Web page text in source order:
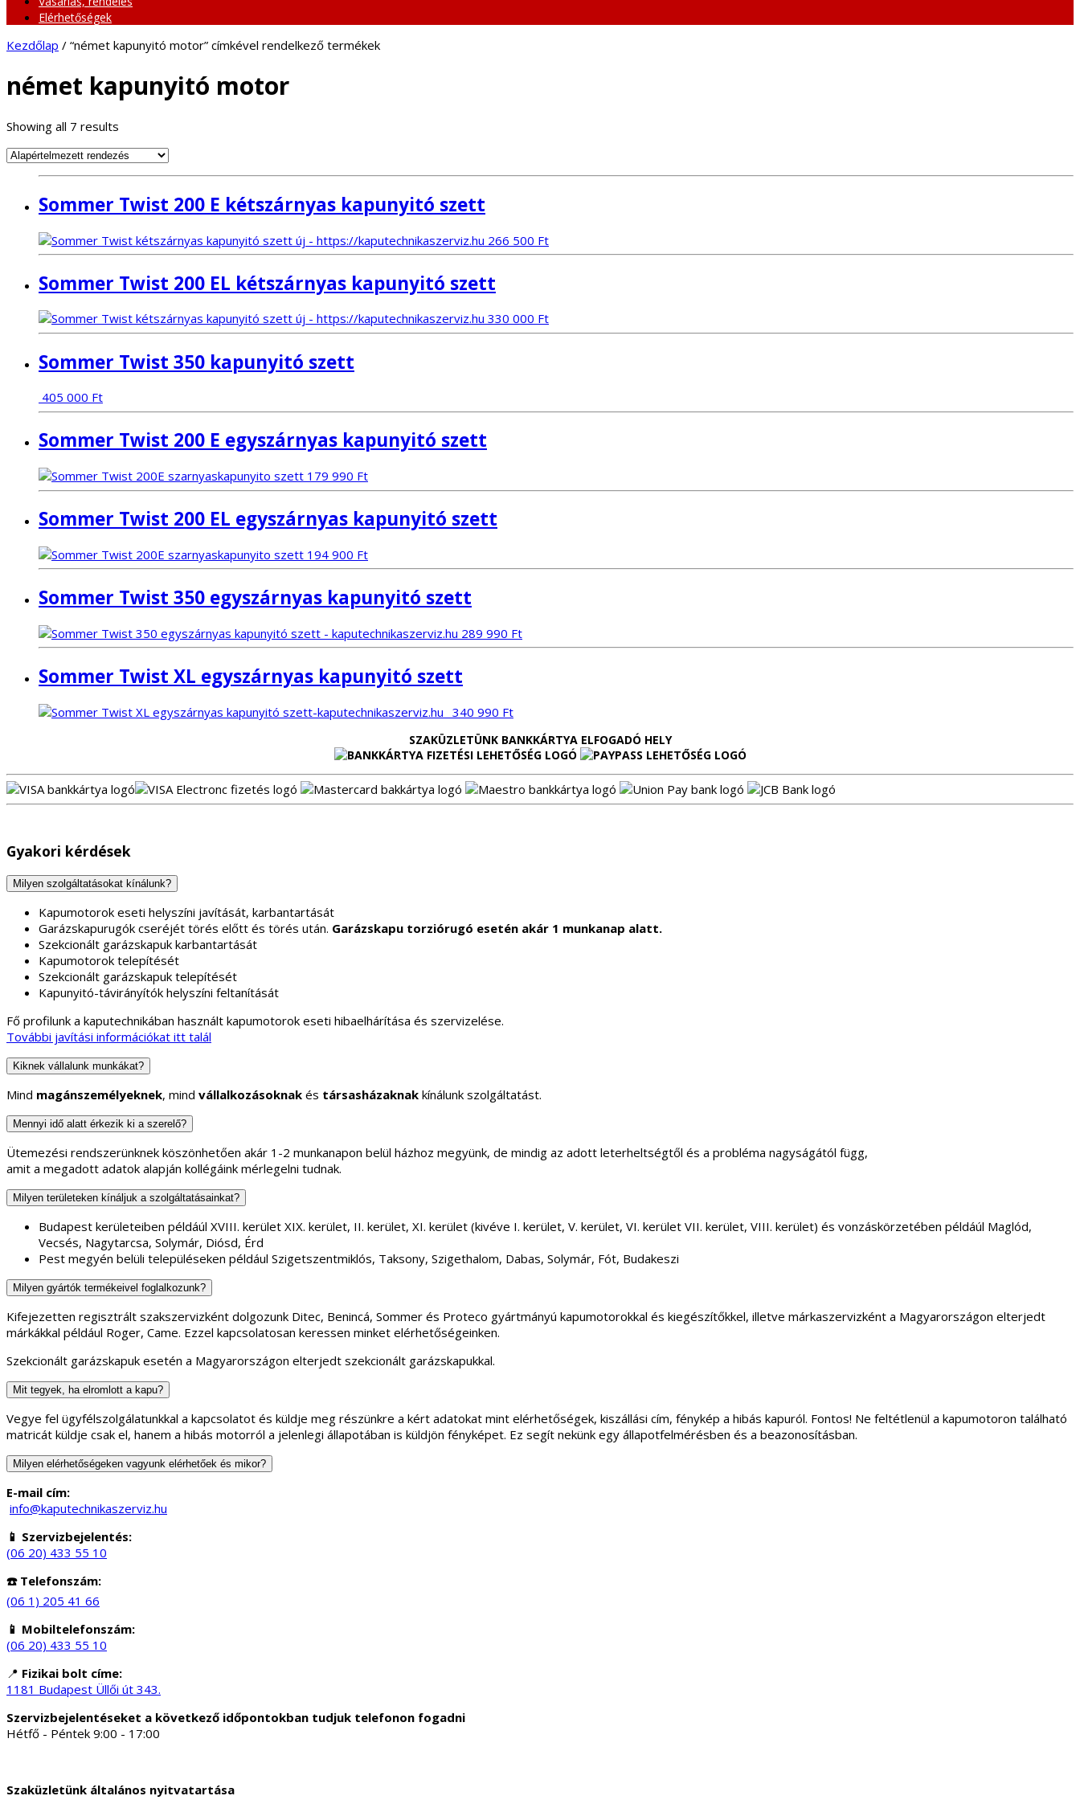
Elérhetőségek
Kezdőlap / “német kapunyitó motor” címkével rendelkező termékek
német kapunyitó motor
Showing all 7 results
Sommer Twist 200 E kétszárnyas kapunyitó szett
266 500 Ft
Sommer Twist 200 EL kétszárnyas kapunyitó szett
330 000 Ft
Sommer Twist 350 kapunyitó szett
405 000 Ft
Sommer Twist 200 E egyszárnyas kapunyitó szett
179 990 Ft
Sommer Twist 200 EL egyszárnyas kapunyitó szett
194 900 Ft
Sommer Twist 350 egyszárnyas kapunyitó szett
289 990 Ft
Sommer Twist XL egyszárnyas kapunyitó szett
340 990 Ft
SZAKÜZLETÜNK BANKKÁRTYA ELFOGADÓ HELY
Gyakori kérdések
Milyen szolgáltatásokat kínálunk?
Kapumotorok eseti helyszíni javítását, karbantartását
Garázskapurugók cseréjét törés előtt és törés után. Garázskapu torziórugó esetén akár 1 munkanap alatt.
Szekcionált garázskapuk karbantartását
Kapumotorok telepítését
Szekcionált garázskapuk telepítését
Kapunyitó-távirányítók helyszíni feltanítását
Fő profilunk a kaputechnikában használt kapumotorok eseti hibaelhárítása és szervizelése.
További javítási információkat itt talál
Kiknek vállalunk munkákat?
Mind magánszemélyeknek, mind vállalkozásoknak és társasházaknak kínálunk szolgáltatást.
Mennyi idő alatt érkezik ki a szerelő?
Ütemezési rendszerünknek köszönhetően akár 1-2 munkanapon belül házhoz megyünk, de mindig az adott leterheltségtől és a probléma nagyságától függ,
amit a megadott adatok alapján kollégáink mérlegelni tudnak.
Milyen területeken kínáljuk a szolgáltatásainkat?
Budapest kerületeiben példáúl XVIII. kerület XIX. kerület, II. kerület, XI. kerület (kivéve I. kerület, V. kerület, VI. kerület VII. kerület, VIII. kerület) és vonzáskörzetében példáúl Maglód,
Vecsés, Nagytarcsa, Solymár, Diósd, Érd
Pest megyén belüli településeken például Szigetszentmiklós, Taksony, Szigethalom, Dabas, Solymár, Fót, Budakeszi
Milyen gyártók termékeivel foglalkozunk?
Kifejezetten regisztrált szakszervizként dolgozunk Ditec, Benincá, Sommer és Proteco gyártmányú kapumotorokkal és kiegészítőkkel, illetve márkaszervizként a Magyarországon elterjedt
márkákkal például Roger, Came. Ezzel kapcsolatosan keressen minket elérhetőségeinken.
Szekcionált garázskapuk esetén a Magyarországon elterjedt szekcionált garázskapukkal.
Mit tegyek, ha elromlott a kapu?
Vegye fel ügyfélszolgálatunkkal a kapcsolatot és küldje meg részünkre a kért adatokat mint elérhetőségek, kiszállási cím, fénykép a hibás kapuról. Fontos! Ne feltétlenül a kapumotoron található
matricát küldje csak el, hanem a hibás motorról a jelenlegi állapotában is küldjön fényképet. Ez segít nekünk egy állapotfelmérésben és a beazonosításban.
Milyen elérhetőségeken vagyunk elérhetőek és mikor?
E-mail cím:
info@kaputechnikaszerviz.hu
📱 Szervizbejelentés:
(06 20) 433 55 10
☎️ Telefonszám:
(06 1) 205 41 66
📱 Mobiltelefonszám:
(06 20) 433 55 10
📍 Fizikai bolt címe:
1181 Budapest Üllői út 343.
Szervizbejelentéseket a következő időpontokban tudjuk telefonon fogadni
Hétfő - Péntek 9:00 - 17:00
Szaküzletünk általános nyitvatartása